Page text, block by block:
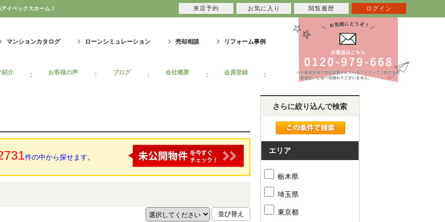
イベックスホーム！
マンションカタログ ローンシミュレーション 売却相談 リフォーム事例
紹介 お客様の声 ブログ 会社概要 会員登録
件の中から探せます。
さらに絞り込んで検索
エリア
栃木県
埼玉県
東京都
来店予約 お気に入り 閲覧履歴 ログイン